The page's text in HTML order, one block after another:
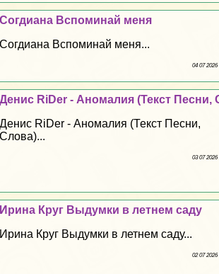
Согдиана Вспоминай меня
Согдиана Вспоминай меня...
04 07 2026
Денис RiDer - Аномалия (Текст Песни,
Денис RiDer - Аномалия (Текст Песни,
Слова)...
03 07 2026
Ирина Круг Выдумки в летнем саду
Ирина Круг Выдумки в летнем саду...
02 07 2026